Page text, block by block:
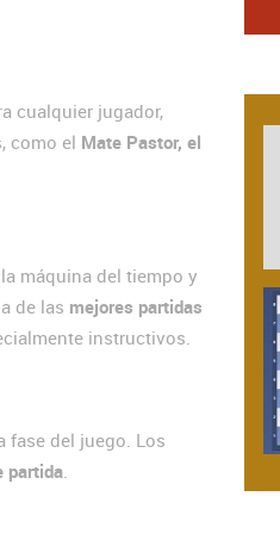
cualquier jugador,
como el Mate Pastor, el
máquina del tiempo y
de las mejores partidas
instructivos.
fase del juego. Los
partida.